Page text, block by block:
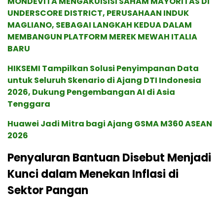
UNDERSCORE DISTRICT, PERUSAHAAN INDUK
MAGLIANO, SEBAGAI LANGKAH KEDUA DALAM
MEMBANGUN PLATFORM MEREK MEWAH ITALIA
BARU
HIKSEMI Tampilkan Solusi Penyimpanan Data
untuk Seluruh Skenario di Ajang DTI Indonesia
2026, Dukung Pengembangan AI di Asia
Tenggara
Huawei Jadi Mitra bagi Ajang GSMA M360 ASEAN
2026
Penyaluran Bantuan Disebut Menjadi
Kunci dalam Menekan Inflasi di
Sektor Pangan